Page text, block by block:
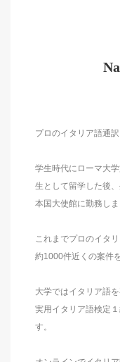
プロのイタリア語通訳
学生時代にローマ大
生として留学した後
本国大使館に勤務しま
これまでプロのイタ
約1000件近くの案件
大学ではイタリア語を
実用イタリア語検定
す。